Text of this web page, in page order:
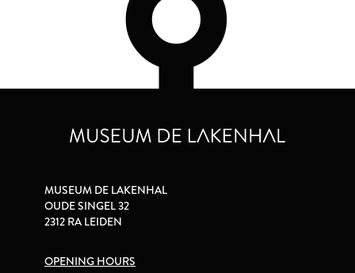
MUSEUM DE LAKENHAL
OUDE SINGEL 32
2312 RA LEIDEN
OPENING HOURS